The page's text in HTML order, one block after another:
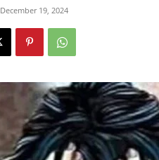
December 19, 2024